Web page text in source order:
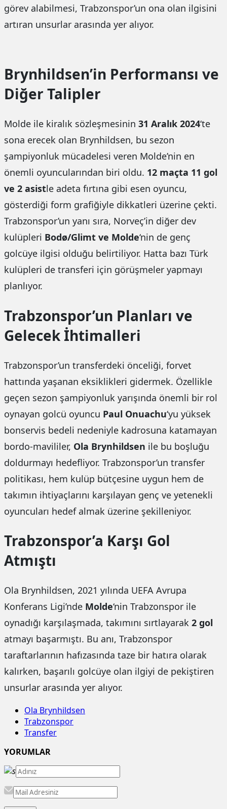
görev alabilmesi, Trabzonspor’un ona olan ilgisini
artıran unsurlar arasında yer alıyor.
Brynhildsen’in Performansı ve
Diğer Talipler
Molde ile kiralık sözleşmesinin 31 Aralık 2024‘te
sona erecek olan Brynhildsen, bu sezon
şampiyonluk mücadelesi veren Molde’nin en
önemli oyuncularından biri oldu. 12 maçta 11 gol
ve 2 asistle adeta fırtına gibi esen oyuncu,
gösterdiği form grafiğiyle dikkatleri üzerine çekti.
Trabzonspor’un yanı sıra, Norveç’in diğer dev
kulüpleri Bodø/Glimt ve Molde‘nin de genç
golcüye ilgisi olduğu belirtiliyor. Hatta bazı Türk
kulüpleri de transferi için görüşmeler yapmayı
planlıyor.
Trabzonspor’un Planları ve
Gelecek İhtimalleri
Trabzonspor’un transferdeki önceliği, forvet
hattında yaşanan eksiklikleri gidermek. Özellikle
geçen sezon şampiyonluk yarışında önemli bir rol
oynayan golcü oyuncu Paul Onuachu‘yu yüksek
bonservis bedeli nedeniyle kadrosuna katamayan
bordo-mavililer, Ola Brynhildsen ile bu boşluğu
doldurmayı hedefliyor. Trabzonspor’un transfer
politikası, hem kulüp bütçesine uygun hem de
takımın ihtiyaçlarını karşılayan genç ve yetenekli
oyuncuları hedef almak üzerine şekilleniyor.
Trabzonspor’a Karşı Gol
Atmıştı
Ola Brynhildsen, 2021 yılında UEFA Avrupa
Konferans Ligi’nde Molde‘nin Trabzonspor ile
oynadığı karşılaşmada, takımını sırtlayarak 2 gol
atmayı başarmıştı. Bu anı, Trabzonspor
taraftarlarının hafızasında taze bir hatıra olarak
kalırken, başarılı golcüye olan ilgiyi de pekiştiren
unsurlar arasında yer alıyor.
Ola Brynhildsen
Trabzonspor
Transfer
YORUMLAR